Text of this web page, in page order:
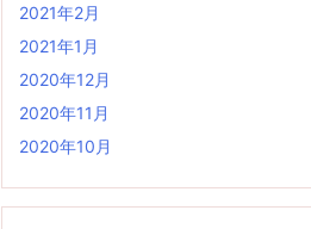
2021年2月
2021年1月
2020年12月
2020年11月
2020年10月